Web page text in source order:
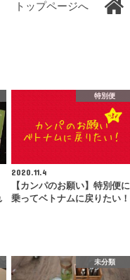
トップページへ
特別便
2020.11.4
【カンパのお願い】特別便に
乗ってベトナムに戻りたい！
未分類